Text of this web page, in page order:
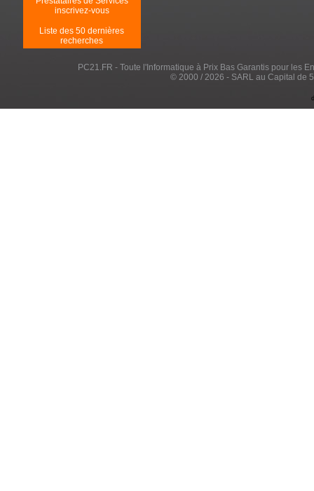
inscrivez-vous
Liste des 50 dernières
recherches
PC21.FR - Toute l'Informatique à Prix Bas Garantis pour les
© 2000 / 2026 - SARL au Capital de